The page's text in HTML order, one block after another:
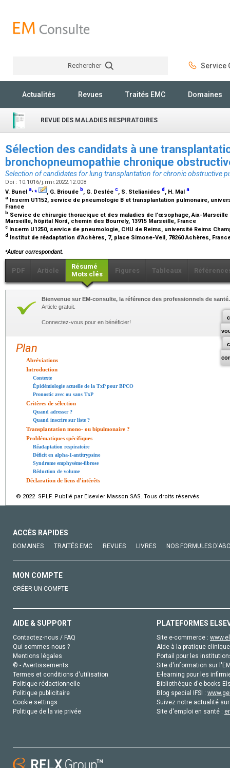
Rechercher Service
Actualités Revues Traités EMC Domaines
REVUE DES MALADIES RESPIRATOIRES
Sélection des candidats à une
bronchopneumopathie chronique
Selection of candidates for lung transplantation for chronic obstructive
Doi : 10.1016/j.rmr.2022.12.008
V. Bunel a,⁎ , G. Brioude b, G. Deslée c, S. Stelianides d , H. Mal a
a Inserm U1152, service de pneumologie B et transplantation pulmonaire,
France
b Service de chirurgie thoracique et des maladies de l’œsophage, Aix-
Marseille, hôpital Nord, chemin des Bourrely, 13915 Marseille, France
c Inserm U1250, service de pneumologie, CHU de Reims, université Reims
d Institut de réadaptation d’Achères, 7, place Simone-Veil, 78260 Achères,
⁎Auteur correspondant.
PDF Article
Résumé
Mots clés
Figures Tableaux
Bienvenue sur EM-consulte, la référence des professionnels de santé.
Article gratuit.
Connectez-vous pour en bénéficier!
Plan
Abréviations
Introduction
Contexte
Épidémiologie actuelle de la TxP pour BPCO
Pronostic avec ou sans TxP
Critères de sélection
Quand adresser ?
Quand inscrire sur liste ?
Transplantation mono- ou bipulmonaire ?
Problématiques spécifiques
Réadaptation respiratoire
Déficit en alpha-1-antitrypsine
Syndrome emphysème-fibrose
Réduction de volume
Déclaration de liens d’intérêts
© 2022 SPLF. Publié par Elsevier Masson SAS. Tous droits réservés.
ACCÈS RAPIDES
DOMAINES TRAITÉS EMC REVUES LIVRES NOS FORMULES
MON COMPTE
CRÉER UN COMPTE
AIDE & SUPPORT
Contactez-nous / FAQ
Qui sommes-nous ?
Mentions légales
© - Avertissements
Termes et conditions d'utilisation
Politique rédactionnelle
Politique publicitaire
Cookie settings
Politique de la vie privée
PLATEFORMES
Site e-commerce :
Aide à la pratique
Portail pour les
Site d'information sur
E-learning pour les
Bibliothèque d'e-books
Blog special IFSI :
Suivez notre actualité
Site d'emploi en santé :